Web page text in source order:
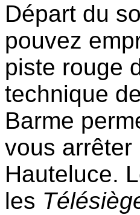
Départ du
pouvez
piste rouge
technique
Barme
vous arrêter
Hauteluce.
les